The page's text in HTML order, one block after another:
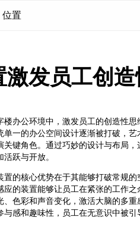
位置
发员工创
楼办公环境中，激发员工的创造性
单一的办公空间设计逐渐被打破，
关键角色。通过巧妙的设计与布局
跃与开放。
置的核心优势在于其能够打破常规
应的装置能够让员工在紧张的工作
、色彩和声音变化，激活大脑的多
与感和趣味性，员工在无意识中被引